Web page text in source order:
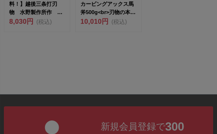
料！】越後三条打刃
物 水野製作所作 全
鋼薩摩斧450g 白樫
8,030円 (税込)
カービングアックス馬
斧500g<br>刃物の本場
三条...
10,010円 (税込)
新規会員登録で300